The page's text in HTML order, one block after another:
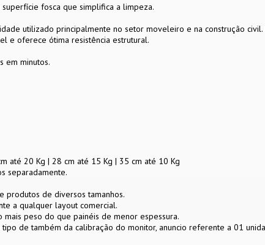
fosca que simplifica a limpeza.
utilizado principalmente no setor moveleiro e na construção civil.
e oferece ótima resistência estrutural.
em minutos.
até 20 Kg | 28 cm até 15 Kg | 35 cm até 10 Kg
separadamente.
produtos de diversos tamanhos.
a qualquer layout comercial.
peso do que painéis de menor espessura.
de também da calibração do monitor, anuncio referente a 01